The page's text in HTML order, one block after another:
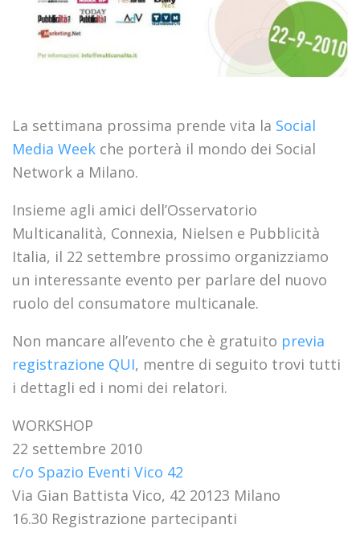
La settimana prossima prende vita la Social
Media Week che porterà il mondo dei Social
Network a Milano.
Insieme agli amici dell’Osservatorio
Multicanalità, Connexia, Nielsen e Pubblicità
Italia, il 22 settembre prossimo organizziamo
un interessante evento per parlare del nuovo
ruolo del consumatore multicanale.
Non mancare all’evento che è gratuito previa
registrazione QUI, mentre di seguito trovi tutti
i dettagli ed i nomi dei relatori.
WORKSHOP
22 settembre 2010
c/o Spazio Eventi Vico 42
Via Gian Battista Vico, 42 20123 Milano
16.30 Registrazione partecipanti